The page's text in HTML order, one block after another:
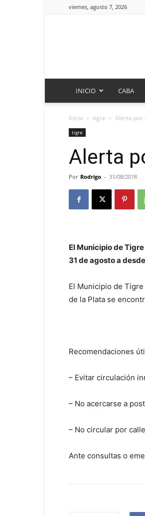
viernes, agosto 7, 2026
INICIO CABA
Inicio tigre Alerta por
tigre
Alerta
Por Rodrigo - 31/08/2018
El Municipio de
31 de agosto a
El Municipio de
de la Plata se
Recomendaciones
– Evitar circulación
– No acercarse a
– No circular por
Ante consultas o